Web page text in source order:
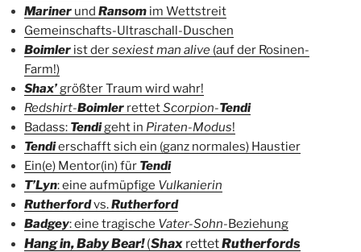
Mariner und Ransom im Wettstreit
Gemeinschafts-Ultraschall-Duschen
Boimler ist dersexiest man alive (auf der Rosinen-
Farm!)
Shax’größter Traum wird wahr!
Redshirt-Boimler rettetScorpion-Tendi
Badass: Tendigeht in Piraten-Modus!
Tendierschafft sich ein (ganz normales) Haustier
Ein(e) Mentor(in) für Tendi
T’Lyn: eine aufmüpfige Vulkanierin
Rutherfordvs.Rutherford
Badgey: eine tragische Vater-Sohn-Beziehung
Hang in, Baby Bear!(Shax rettetRutherfords